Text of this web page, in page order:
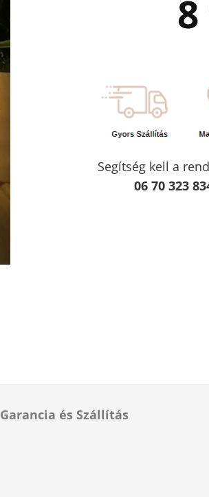
Segítség kell a
06 70 323
Garancia és Szállítás